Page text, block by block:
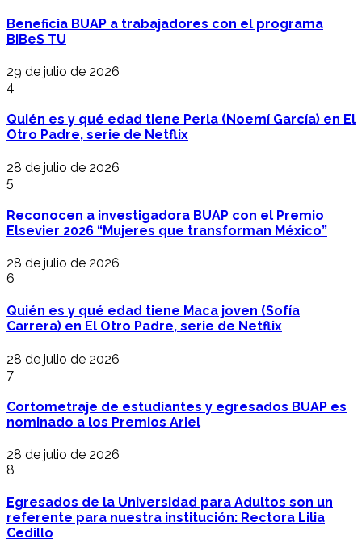
Beneficia BUAP a trabajadores con el programa
BIBeS TU
29 de julio de 2026
4
Quién es y qué edad tiene Perla (Noemí García) en El
Otro Padre, serie de Netflix
28 de julio de 2026
5
Reconocen a investigadora BUAP con el Premio
Elsevier 2026 “Mujeres que transforman México”
28 de julio de 2026
6
Quién es y qué edad tiene Maca joven (Sofía
Carrera) en El Otro Padre, serie de Netflix
28 de julio de 2026
7
Cortometraje de estudiantes y egresados BUAP es
nominado a los Premios Ariel
28 de julio de 2026
8
Egresados de la Universidad para Adultos son un
referente para nuestra institución: Rectora Lilia
Cedillo